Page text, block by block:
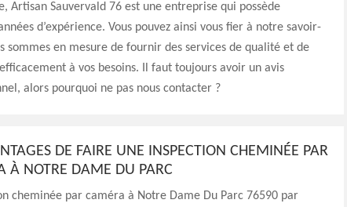
Artisan Sauvervald 76 est une entreprise qui possède
d’expérience. Vous pouvez ainsi vous fier à notre savoir-
sommes en mesure de fournir des services de qualité et de
à vos besoins. Il faut toujours avoir un avis
alors pourquoi ne pas nous contacter ?
DE FAIRE UNE INSPECTION CHEMINÉE PAR
À NOTRE DAME DU PARC
cheminée par caméra à Notre Dame Du Parc 76590 par